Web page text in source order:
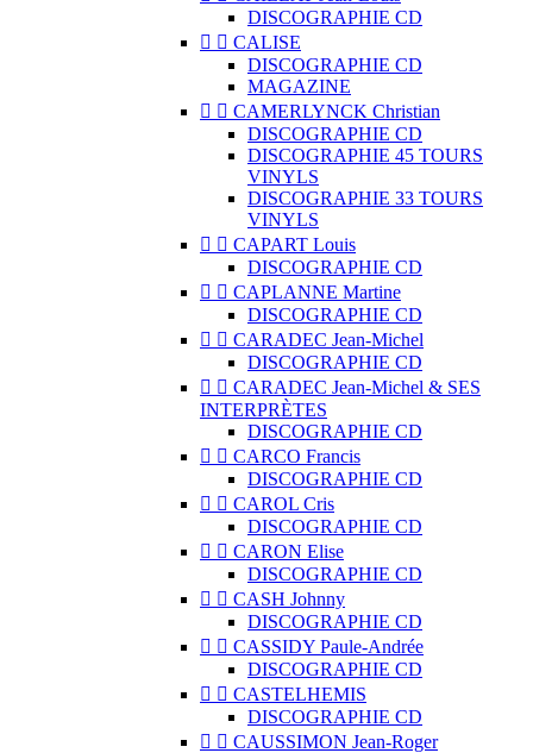
DISCOGRAPHIE CD
  CALISE
DISCOGRAPHIE CD
MAGAZINE
  CAMERLYNCK Christian
DISCOGRAPHIE CD
DISCOGRAPHIE 45 TOURS
VINYLS
DISCOGRAPHIE 33 TOURS
VINYLS
  CAPART Louis
DISCOGRAPHIE CD
  CAPLANNE Martine
DISCOGRAPHIE CD
  CARADEC Jean-Michel
DISCOGRAPHIE CD
  CARADEC Jean-Michel & SES
INTERPRÈTES
DISCOGRAPHIE CD
  CARCO Francis
DISCOGRAPHIE CD
  CAROL Cris
DISCOGRAPHIE CD
  CARON Elise
DISCOGRAPHIE CD
  CASH Johnny
DISCOGRAPHIE CD
  CASSIDY Paule-Andrée
DISCOGRAPHIE CD
  CASTELHEMIS
DISCOGRAPHIE CD
  CAUSSIMON Jean-Roger